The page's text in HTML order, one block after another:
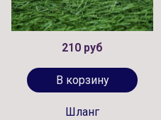
210 руб
В корзину
Шланг